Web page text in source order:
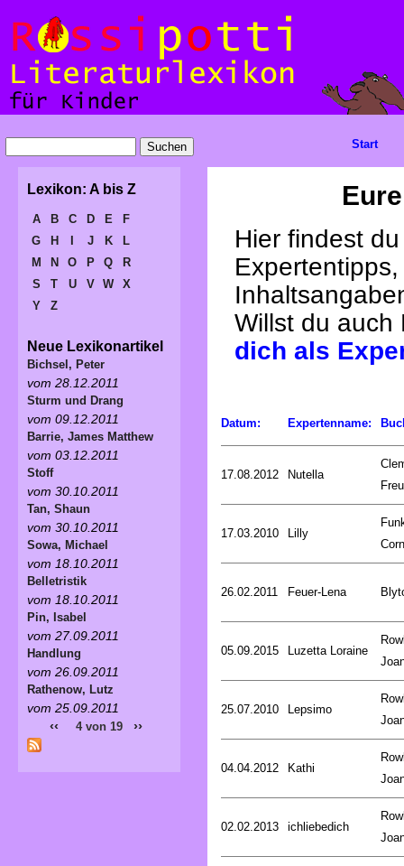
Hier findest
Willst du
dich als
Datum: Expertenname:
17.08.2012 Nutella
17.03.2010 Lilly
26.02.2011 Feuer-Lena
05.09.2015 Luzetta Loraine
25.07.2010 Lepsimo
04.04.2012 Kathi
02.02.2013 ichliebedich
Start
Lexikon: A bis Z
A B C D E
F
G
H J K
L
M
N O P Q
R
S
T U V W
X
Y
Z
Neue Lexikonartikel
Bichsel, Peter
vom 28.12.2011
Sturm und Drang
vom 09.12.2011
Barrie, James Matthew
vom 03.12.2011
Stoff
vom 30.10.2011
Tan, Shaun
vom 30.10.2011
Sowa, Michael
vom 18.10.2011
Belletristik
vom 18.10.2011
Pin, Isabel
vom 27.09.2011
Handlung
vom 26.09.2011
Rathenow, Lutz
vom 25.09.2011
‹‹ 4 von 19 ››